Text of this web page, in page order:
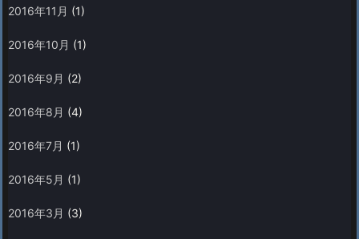
2016年11月 (1)
2016年10月 (1)
2016年9月 (2)
2016年8月 (4)
2016年7月 (1)
2016年5月 (1)
2016年3月 (3)